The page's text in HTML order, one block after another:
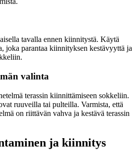
tavalla ennen kiinnitystä. Käytä
joka parantaa kiinnityksen kestävyyttä ja
valinta
terassin kiinnittämiseen sokkeliin.
ruuveilla tai pulteilla. Varmista, että
on riittävän vahva ja kestävä terassin
ja kiinnitys